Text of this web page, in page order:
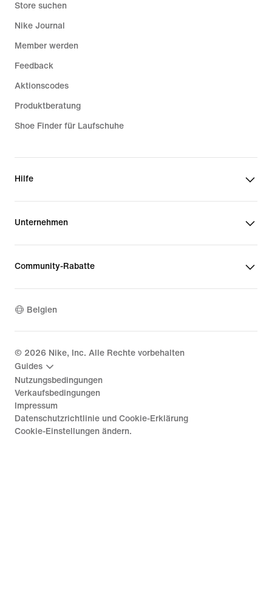
Store suchen
Nike Journal
Member werden
Feedback
Aktionscodes
Produktberatung
Shoe Finder für Laufschuhe
Hilfe
Unternehmen
Community-Rabatte
Belgien
© 2026 Nike, Inc. Alle Rechte vorbehalten
Guides
Nutzungsbedingungen
Verkaufsbedingungen
Impressum
Datenschutzrichtlinie und Cookie-Erklärung
Cookie-Einstellungen ändern.